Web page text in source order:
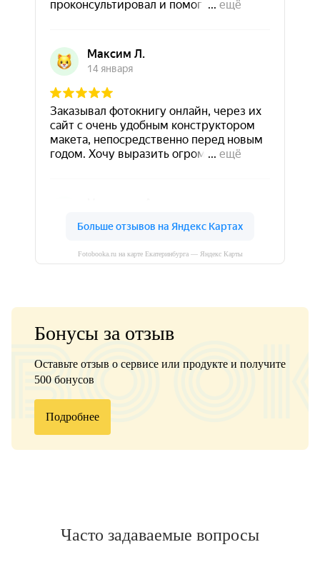
Fotobooka.ru на карте Екатеринбурга — Яндекс Карты
Бонусы за отзыв
Оставьте отзыв о сервисе или продукте и получите
500 бонусов
Подробнее
Часто задаваемые вопросы